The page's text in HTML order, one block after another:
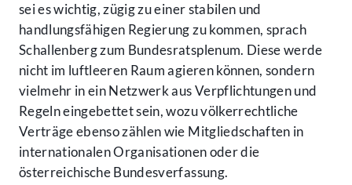
sei es wichtig, zügig zu einer stabilen und
handlungsfähigen Regierung zu kommen, sprach
Schallenberg zum Bundesratsplenum. Diese werde
nicht im luftleeren Raum agieren können, sondern
vielmehr in ein Netzwerk aus Verpflichtungen und
Regeln eingebettet sein, wozu völkerrechtliche
Verträge ebenso zählen wie Mitgliedschaften in
internationalen Organisationen oder die
österreichische Bundesverfassung.